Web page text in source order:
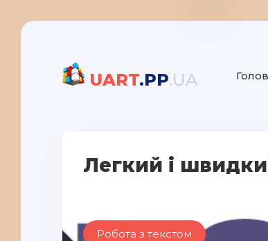
UART.PP.UA
Легкий і
Робота з текстом